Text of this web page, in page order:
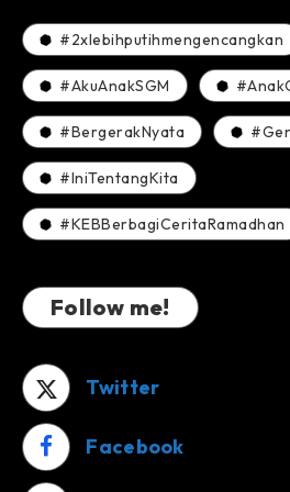
Rupiah
dan
Tiket
Rekreasi
Ancol!
#2xlebihputihmengencangkan
#AkuAnakSGM
#BergerakNyata
#IniTentangKita
#KEBBerbagiCeritaRamadhan
Follow me!
Twitter
Facebook